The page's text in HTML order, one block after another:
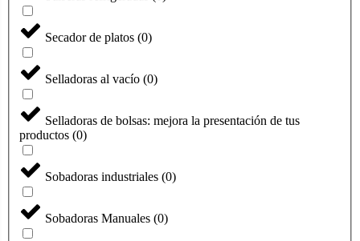
Secador de platos (0)
Selladoras al vacío (0)
Selladoras de bolsas: mejora la presentación de tus
productos (0)
Sobadoras industriales (0)
Sobadoras Manuales (0)